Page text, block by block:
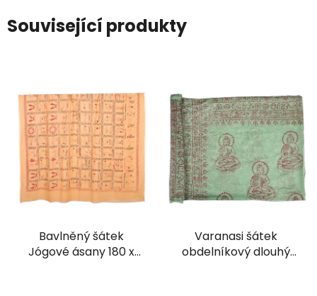
Související produkty
Bavlněný šátek
Jógové ásany 180 x
Varanasi šátek
obdelníkový dlouhý